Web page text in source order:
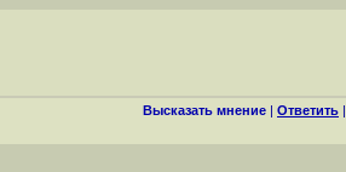
Высказать мнение | Ответить |